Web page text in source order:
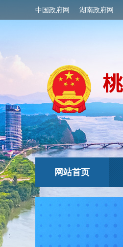
中国政府网 湖南政府网
网站首页